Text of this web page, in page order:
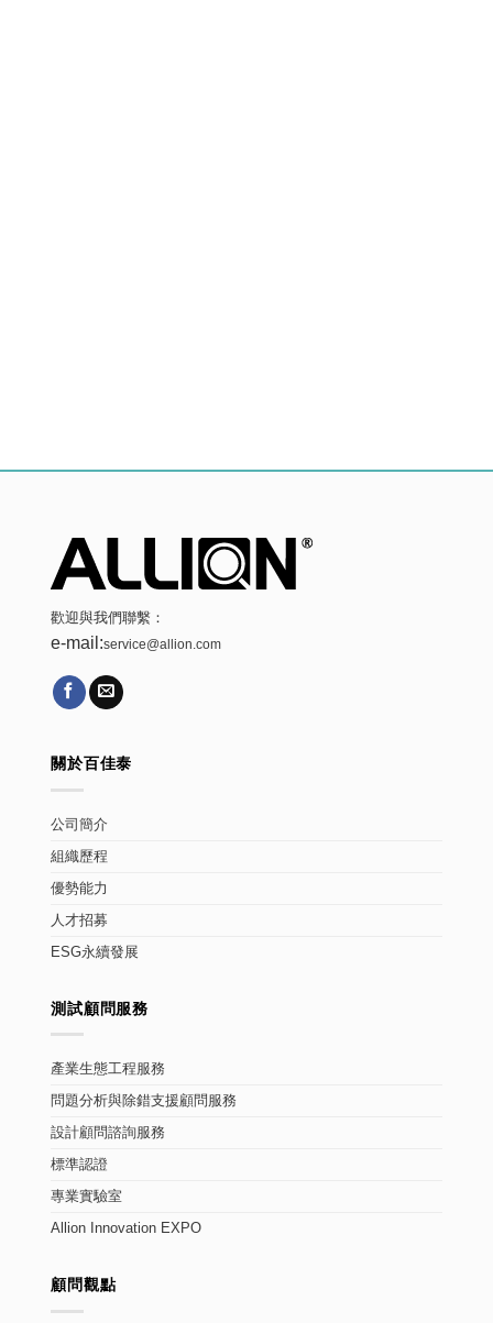
歡迎與我們聯繫：
e-mail:service@allion.com
關於百佳泰
公司簡介
組織歷程
優勢能力
人才招募
ESG永續發展
測試顧問服務
產業生態工程服務
問題分析與除錯支援顧問服務
設計顧問諮詢服務
標準認證
專業實驗室
Allion Innovation EXPO
顧問觀點